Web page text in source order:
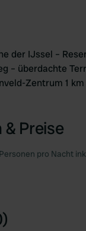
der IJssel –
– überdachte
Zentrum 1
Preise
pro Nacht